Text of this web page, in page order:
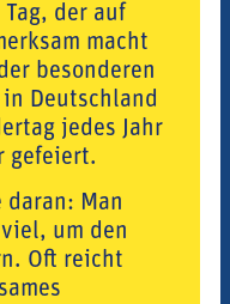
der auf
macht
besonderen
Deutschland
jedes Jahr
gefeiert.
daran: Man
um den
Oft reicht